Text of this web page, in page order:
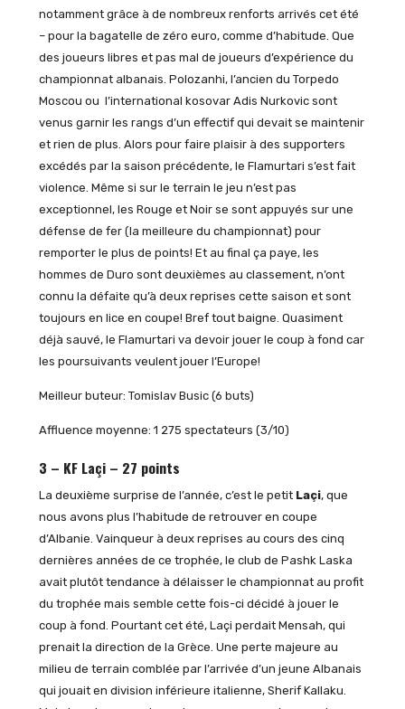
notamment grâce à de nombreux renforts arrivés cet été
– pour la bagatelle de zéro euro, comme d’habitude. Que
des joueurs libres et pas mal de joueurs d’expérience du
championnat albanais. Polozanhi, l’ancien du Torpedo
Moscou ou l’international kosovar Adis Nurkovic sont
venus garnir les rangs d’un effectif qui devait se maintenir
et rien de plus. Alors pour faire plaisir à des supporters
excédés par la saison précédente, le Flamurtari s’est fait
violence. Même si sur le terrain le jeu n’est pas
exceptionnel, les Rouge et Noir se sont appuyés sur une
défense de fer (la meilleure du championnat) pour
remporter le plus de points! Et au final ça paye, les
hommes de Duro sont deuxièmes au classement, n’ont
connu la défaite qu’à deux reprises cette saison et sont
toujours en lice en coupe! Bref tout baigne. Quasiment
déjà sauvé, le Flamurtari va devoir jouer le coup à fond car
les poursuivants veulent jouer l’Europe!
Meilleur buteur: Tomislav Busic (6 buts)
Affluence moyenne: 1 275 spectateurs (3/10)
3 – KF Laçi – 27 points
La deuxième surprise de l’année, c’est le petit Laçi, que
nous avons plus l’habitude de retrouver en coupe
d’Albanie. Vainqueur à deux reprises au cours des cinq
dernières années de ce trophée, le club de Pashk Laska
avait plutôt tendance à délaisser le championnat au profit
du trophée mais semble cette fois-ci décidé à jouer le
coup à fond. Pourtant cet été, Laçi perdait Mensah, qui
prenait la direction de la Grèce. Une perte majeure au
milieu de terrain comblée par l’arrivée d’un jeune Albanais
qui jouait en division inférieure italienne, Sherif Kallaku.